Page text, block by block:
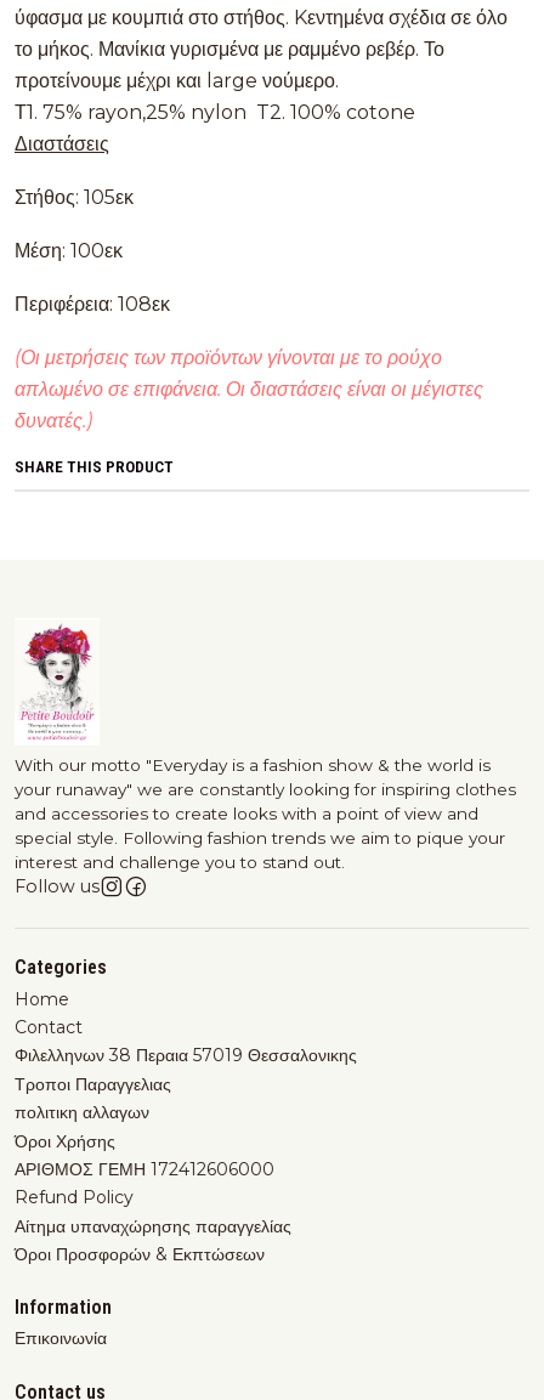
ύφασμα με κουμπιά στο στήθος. Kεντημένα σχέδια σε όλο
το μήκος. Μανίκια γυρισμένα με ραμμένο ρεβέρ. Το
προτείνουμε μέχρι και large νούμερο.
Τ1. 75% rayon,25% nylon T2. 100% cotone
Διαστάσεις
Στήθος: 105εκ
Μέση: 100εκ
Περιφέρεια: 108εκ
(Οι μετρήσεις των προϊόντων γίνονται με το ρούχο
απλωμένο σε επιφάνεια. Οι διαστάσεις είναι οι μέγιστες
δυνατές.)
SHARE THIS PRODUCT
With our motto "Everyday is a fashion show & the world is
your runaway" we are constantly looking for inspiring clothes
and accessories to create looks with a point of view and
special style. Following fashion trends we aim to pique your
interest and challenge you to stand out.
Follow us
Categories
Home
Contact
Φιλελληνων 38 Περαια 57019 Θεσσαλονικης
Τροποι Παραγγελιας
πολιτικη αλλαγων
Όροι Χρήσης
ΑΡΙΘΜΟΣ ΓΕΜΗ 172412606000
Refund Policy
Αίτημα υπαναχώρησης παραγγελίας
Όροι Προσφορών & Εκπτώσεων
Information
Επικοινωνία
Contact us